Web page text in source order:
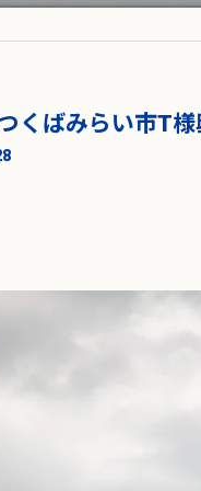
くばみらい市T様